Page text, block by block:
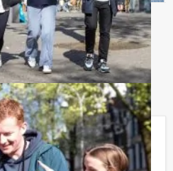
Hengelo
p.p. excl. BTW